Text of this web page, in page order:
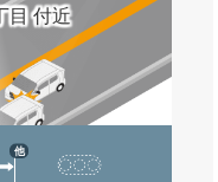
目 付近
他